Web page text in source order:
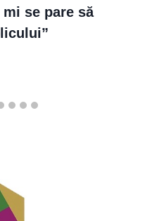
se pare să